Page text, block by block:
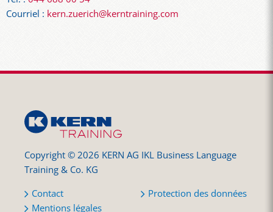
Courriel : kern.zuerich@kerntraining.com
Copyright © 2026 KERN AG IKL Business Language
Training & Co. KG
Contact
Mentions légales
Protection des données